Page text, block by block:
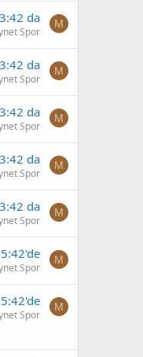
da
Spor
M
da
Spor
M
da
Spor
M
da
Spor
M
da
Spor
M
Spor
M
Spor
M